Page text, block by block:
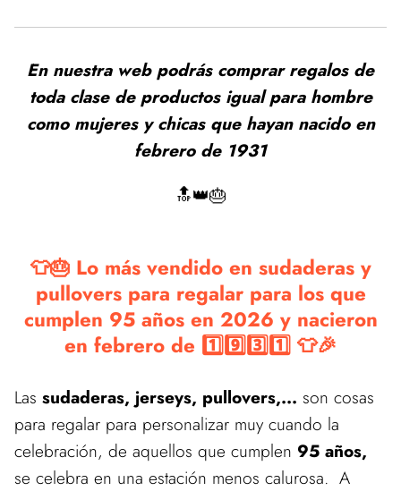
En nuestra web podrás comprar regalos de
toda clase de productos igual para hombre
como mujeres y chicas que hayan nacido en
febrero de 1931
🔝👑🎂
👕🎂 Lo más vendido en sudaderas y
pullovers para regalar para los que
cumplen 95 años en 2026 y nacieron
en febrero de 1️⃣9️⃣3️⃣1️⃣ 👕🎉
Las sudaderas, jerseys, pullovers,... son cosas
para regalar para personalizar muy cuando la
celebración, de aquellos que cumplen 95 años,
se celebra en una estación menos calurosa. A